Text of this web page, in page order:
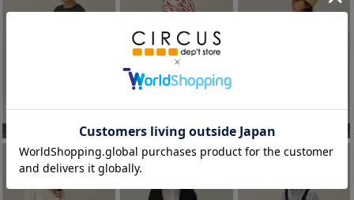
マウンテン マウンテン マウンテン